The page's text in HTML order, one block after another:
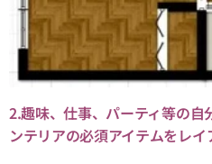
2.趣味、仕事、パーティ等の自
ンテリアの必須アイテムをレイ